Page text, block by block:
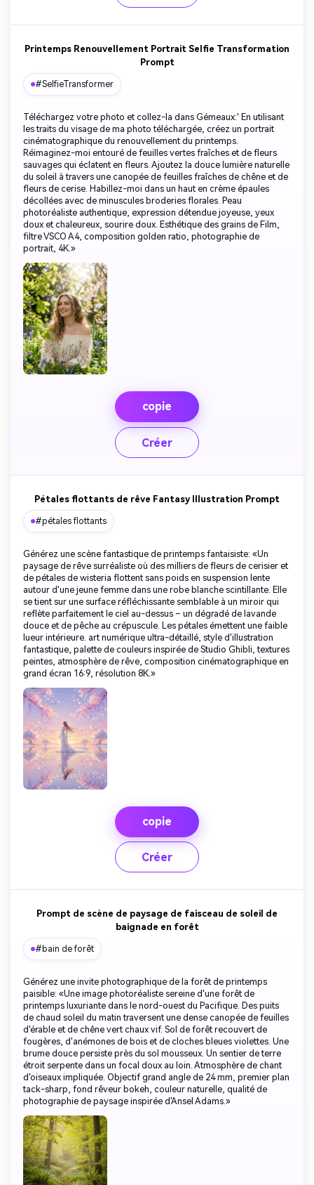
Printemps Renouvellement Portrait Selfie Transformation
Prompt
#SelfieTransformer
Téléchargez votre photo et collez-la dans Gémeaux:' En utilisant
les traits du visage de ma photo téléchargée, créez un portrait
cinématographique du renouvellement du printemps.
Réimaginez-moi entouré de feuilles vertes fraîches et de fleurs
sauvages qui éclatent en fleurs. Ajoutez la douce lumière naturelle
du soleil à travers une canopée de feuilles fraîches de chêne et de
fleurs de cerise. Habillez-moi dans un haut en crème épaules
décollées avec de minuscules broderies florales. Peau
photoréaliste authentique, expression détendue joyeuse, yeux
doux et chaleureux, sourire doux. Esthétique des grains de Film,
filtre VSCO A4, composition golden ratio, photographie de
portrait, 4K.»
copie
Créer
Pétales flottants de rêve Fantasy Illustration Prompt
#pétales flottants
Générez une scène fantastique de printemps fantaisiste: «Un
paysage de rêve surréaliste où des milliers de fleurs de cerisier et
de pétales de wisteria flottent sans poids en suspension lente
autour d'une jeune femme dans une robe blanche scintillante. Elle
se tient sur une surface réfléchissante semblable à un miroir qui
reflète parfaitement le ciel au-dessus – un dégradé de lavande
douce et de pêche au crépuscule. Les pétales émettent une faible
lueur intérieure. art numérique ultra-détaillé, style d'illustration
fantastique, palette de couleurs inspirée de Studio Ghibli, textures
peintes, atmosphère de rêve, composition cinématographique en
grand écran 16:9, résolution 8K.»
copie
Créer
Prompt de scène de paysage de faisceau de soleil de
baignade en forêt
#bain de forêt
Générez une invite photographique de la forêt de printemps
paisible: «Une image photoréaliste sereine d'une forêt de
printemps luxuriante dans le nord-ouest du Pacifique. Des puits
de chaud soleil du matin traversent une dense canopée de feuilles
d'érable et de chêne vert chaux vif. Sol de forêt recouvert de
fougères, d'anémones de bois et de cloches bleues violettes. Une
brume douce persiste près du sol mousseux. Un sentier de terre
étroit serpente dans un focal doux au loin. Atmosphère de chant
d'oiseaux impliquée. Objectif grand angle de 24 mm, premier plan
tack-sharp, fond rêveur bokeh, couleur naturelle, qualité de
photographie de paysage inspirée d'Ansel Adams.»